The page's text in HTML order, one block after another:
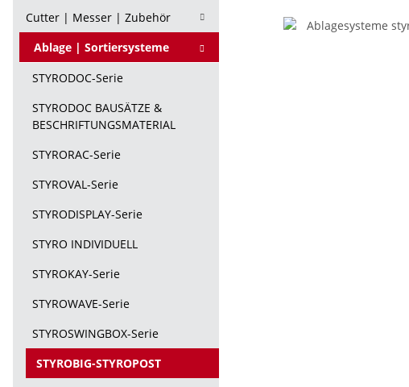
Cutter | Messer | Zubehör
Ablage | Sortiersysteme
STYRODOC-Serie
STYRODOC BAUSÄTZE &
BESCHRIFTUNGSMATERIAL
STYRORAC-Serie
STYROVAL-Serie
STYRODISPLAY-Serie
STYRO INDIVIDUELL
STYROKAY-Serie
STYROWAVE-Serie
STYROSWINGBOX-Serie
STYROBIG-STYROPOST